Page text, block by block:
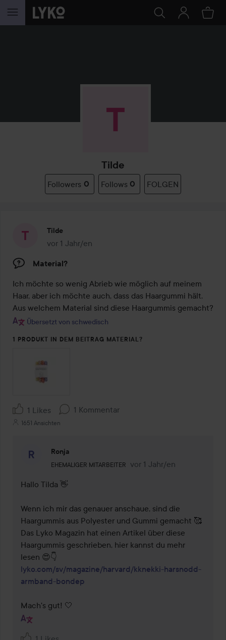
WEITER ZU INHALT
Tilde
Followers 0 Follows 0 FOLGEN
Tilde
vor 1 Jahr/en
Der Beitrag wurde vor 1 Jahr/en erstellt
Material?
Ich möchte so wenig Abrieb wie möglich auf meinem
Haar, aber ich möchte auch, dass das Haargummi hält.
Aus welchem Material sind diese Haargummis gemacht?
Übersetzt von schwedisch
1 PRODUKT IN DEM BEITRAG MATERIAL?
1 Likes 1 Kommentar
1651 Ansichten
Ronja
EHEMALIGER MITARBEITER
Rolle des Benutzers: Ehemaliger Mitarbeiter.
vor 1 Jahr/en
Kommentaren lades vor 1
Hallo Tilda 👋
Wenn ich mir das genauer anschaue, sind die
Haargummis aus Polyester und Gummi gemacht 🥰
Das Lyko Magazin hat einen Artikel über diese
Haargummis geschrieben, hier kannst du mehr
lyko.com/sv/magazine/harvard/kknekki-harsnodd-
armband-bondep
Mach's gut! 🤍